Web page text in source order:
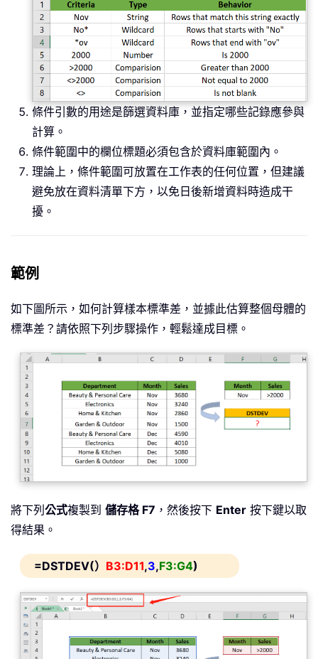
條件引數的用途是篩選資料庫，並指定哪些記錄應參與
計算。
條件範圍中的欄位標題必須包含於資料庫範圍內。
理論上，條件範圍可放置在工作表的任何位置，但建議
避免放在資料清單下方，以免日後新增資料時造成干
擾。
範例
如下圖所示，如何計算樣本標準差，並據此估算整個母體的
標準差？請依照下列步驟操作，輕鬆達成目標。
將下列 公式複製到 儲存格 F7 ，然後按下 Enter 按下鍵以取
得結果。
=DSTDEV(） B3:D11,3,F3:G4)